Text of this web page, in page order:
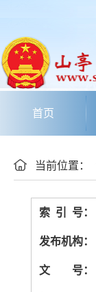
首页
当前位置：
索 引 号：
发布机构：
文 号：